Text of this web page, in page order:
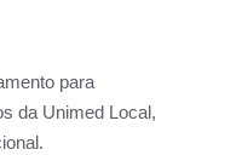
para
da Unimed Local,